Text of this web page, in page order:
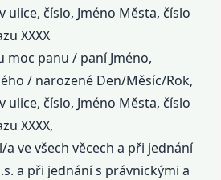
ulice, číslo, Jméno Města, číslo
XXXX
panu / paní Jméno,
/ narozené Den/Měsíc/Rok,
ulice, číslo, Jméno Města, číslo
XXXX,
ve všech věcech a při jednání
a při jednání s právnickými a